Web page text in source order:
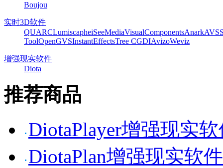
Boujou
实时3D软件
QUARCLumiscapheiSeeMediaVisualComponentsAnarkAVS
ToolOpenGVSInstantEffectsTree CGDIAvizoWeviz
增强现实软件
Diota
推荐商品
DiotaPlayer增强现实
DiotaPlan增强现实软件